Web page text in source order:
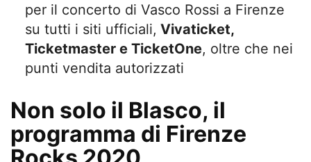
per il concerto di Vasco Rossi a Firenze
su tutti i siti ufficiali, Vivaticket,
Ticketmaster e TicketOne, oltre che nei
punti vendita autorizzati
Non solo il Blasco, il
programma di Firenze